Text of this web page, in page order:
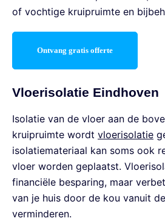
of vochtige kruipruimte en
Ontvang gratis offerte
Vloerisolatie Eindhoven
Isolatie van de vloer aan de
kruipruimte wordt vloerisolatie
isolatiemateriaal kan soms ook
vloer worden geplaatst.
financiële besparing, maar
van je huis door de kou vanuit
verminderen.